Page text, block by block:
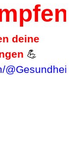
deine
💪